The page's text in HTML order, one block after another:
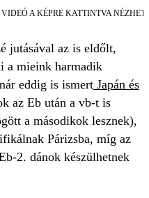
A KÉPRE KATTINTVA
jutásával az is eldőlt,
a mieink harmadik
eddig is ismert Japán és
az Eb után a vb-t is
a másodikok lesznek),
Párizsba, míg az
2. dánok készülhetnek